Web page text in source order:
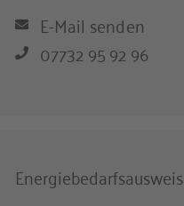
E-Mail senden
07732 95 92 96
Energiebedarfsausweis